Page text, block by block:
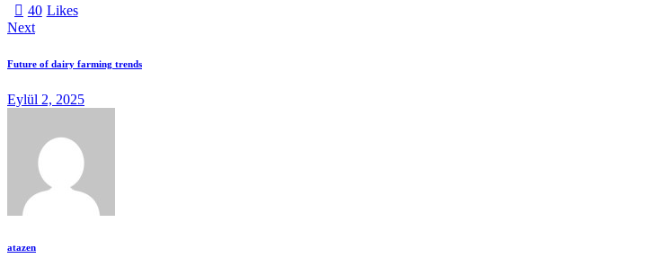
40 Likes
Next
Future of dairy farming trends
Eylül 2, 2025
atazen